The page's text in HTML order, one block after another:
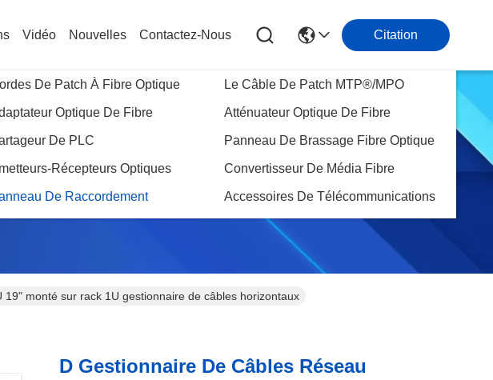
De Patch À Fibre Optique Le Câble De Patch MTP®/MPO
Optique De Fibre Atténuateur Optique De Fibre
De PLC Panneau De Brassage Fibre Optique
Récepteurs Optiques Convertisseur De Média Fibre
De Raccordement Accessoires De Télécommunications
Vidéo Nouvelles Contactez-Nous Citation
monté sur rack 1U gestionnaire de câbles horizontaux
D Gestionnaire De Câbles Réseau